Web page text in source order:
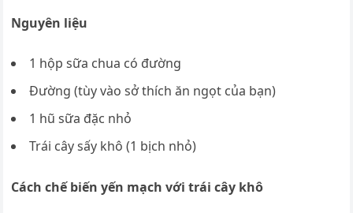
Nguyên liệu
1 hộp sữa chua có đường
Đường (tùy vào sở thích ăn ngọt của bạn)
1 hũ sữa đặc nhỏ
Trái cây sấy khô (1 bịch nhỏ)
Cách chế biến yến mạch với trái cây khô